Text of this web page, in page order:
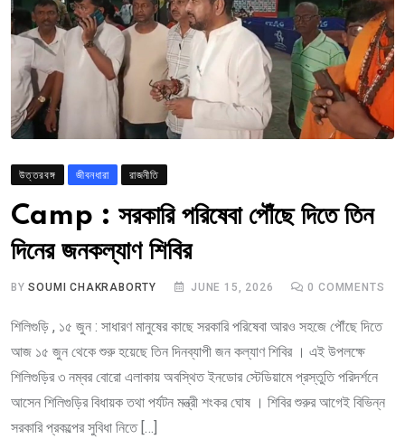
উত্তরবঙ্গ জীবনধারা রাজনীতি
Camp : সরকারি পরিষেবা পৌঁছে দিতে তিন
দিনের জনকল্যাণ শিবির
BYSOUMI CHAKRABORTY JUNE 15, 2026 0 COMMENTS
শিলিগুড়ি , ১৫ জুন : সাধারণ মানুষের কাছে সরকারি পরিষেবা আরও সহজে পৌঁছে দিতে
আজ ১৫ জুন থেকে শুরু হয়েছে তিন দিনব্যাপী জন কল্যাণ শিবির । এই উপলক্ষে
শিলিগুড়ির ৩ নম্বর বোরো এলাকায় অবস্থিত ইনডোর স্টেডিয়ামে প্রস্তুতি পরিদর্শনে
আসেন শিলিগুড়ির বিধায়ক তথা পর্যটন মন্ত্রী শংকর ঘোষ । শিবির শুরুর আগেই বিভিন্ন
সরকারি প্রকল্পের সুবিধা নিতে […]